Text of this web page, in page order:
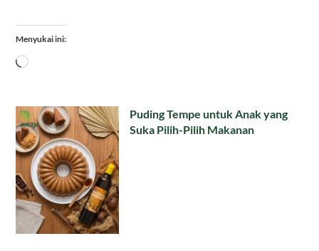
Menyukai ini:
Memuat...
Puding Tempe untuk Anak yang
Suka Pilih-Pilih Makanan